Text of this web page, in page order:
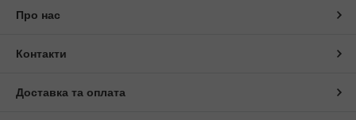
Про нас
Контакти
Доставка та оплата